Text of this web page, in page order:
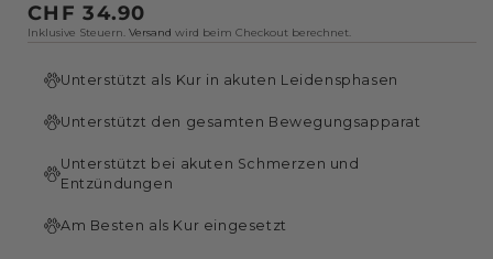
Normaler
Preis
CHF 34.90
Inklusive Steuern. Versand wird beim Checkout berechnet.
Unterstützt als Kur in akuten Leidensphasen
Unterstützt den gesamten Bewegungsapparat
Unterstützt bei akuten Schmerzen und
Entzündungen
Am Besten als Kur eingesetzt